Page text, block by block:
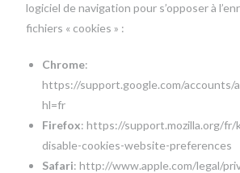
logiciel de navigation pour s’opposer à
fichiers « cookies » :
Chrome:
https://support.google.com/accounts/
hl=fr
Firefox: https://support.mozilla.org/fr/
disable-cookies-website-preferences
Safari: http://www.apple.com/legal/